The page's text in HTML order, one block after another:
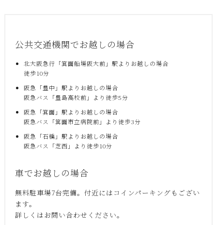
公共交通機関でお越しの場合
北大阪急行「箕面船場阪大前」駅よりお越しの場合
徒歩10分
阪急「豊中」駅よりお越しの場合
阪急バス「豊島高校前」より徒歩5分
阪急「箕面」駅よりお越しの場合
阪急バス「箕面市立病院前」より徒歩3分
阪急「石橋」駅よりお越しの場合
阪急バス「芝西」より徒歩10分
車でお越しの場合
無料駐車場7台完備。付近にはコインパーキングもござい
ます。
詳しくはお問い合わせください。